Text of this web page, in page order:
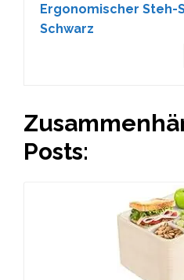
Ergonomischer Steh-
Schwarz
Posts: